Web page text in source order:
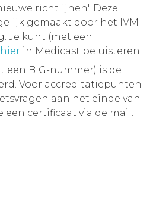
richtlijnen'. Deze
gemaakt door het IVM
Je kunt (met een
hier in Medicast beluisteren.
een BIG-nummer) is de
Voor accreditatiepunten
aan het einde van
een certificaat via de mail.